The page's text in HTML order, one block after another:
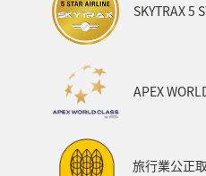
SKYTRAX 5
APEX
旅行業公正